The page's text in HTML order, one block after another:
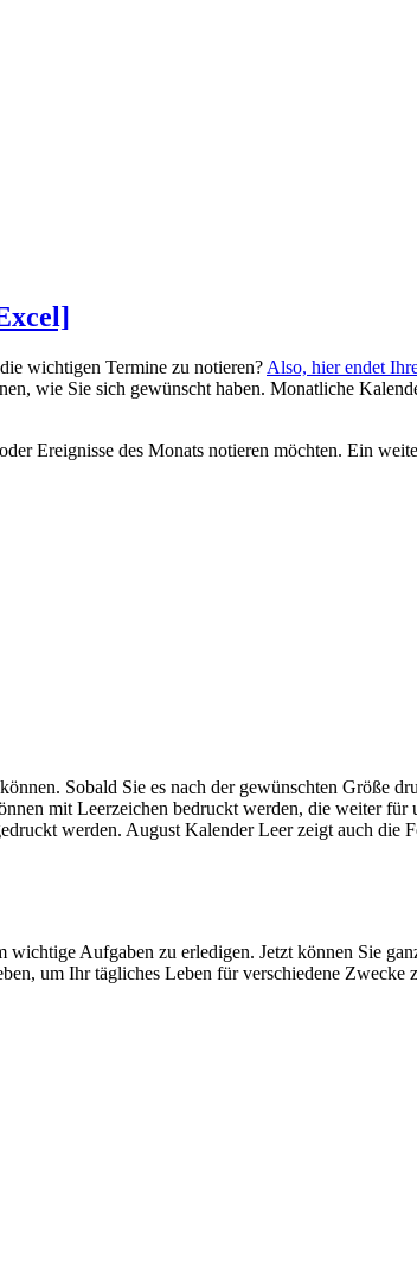
wichtigen Termine zu notieren? Also, hier endet
wie Sie sich gewünscht haben. Monatliche
Ereignisse des Monats notieren möchten. Ein
Sobald Sie es nach der gewünschten Größe
mit Leerzeichen bedruckt werden, die weiter
werden. August Kalender Leer zeigt auch die
Aufgaben zu erledigen. Jetzt können Sie
um Ihr tägliches Leben für verschiedene Zwecke